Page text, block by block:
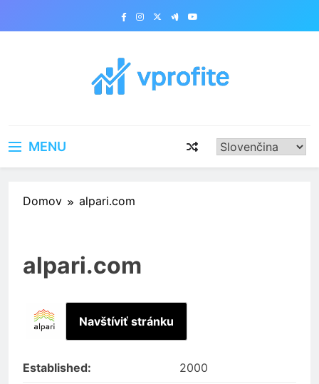
MENU
Domov alpari.com
alpari.com
Navštíviť stránku
Established: 2000